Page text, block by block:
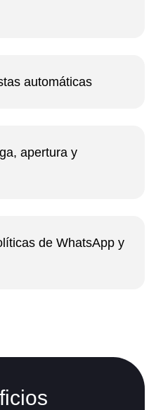
automáticas
apertura y
de WhatsApp y